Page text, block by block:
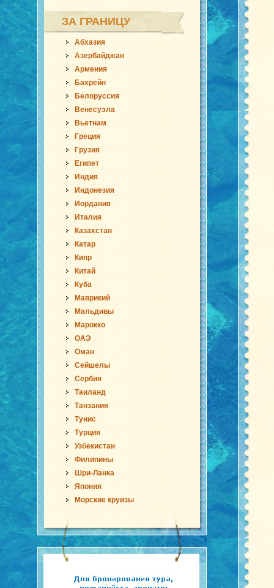
ЗА ГРАНИЦУ
Абхазия
Азербайджан
Армения
Бахрейн
Белоруссия
Венесуэла
Вьетнам
Греция
Грузия
Египет
Индия
Индонезия
Иордания
Италия
Казахстан
Катар
Кипр
Китай
Куба
Маврикий
Мальдивы
Марокко
ОАЭ
Оман
Сейшелы
Сербия
Таиланд
Танзания
Тунис
Турция
Узбекистан
Филипины
Шри-Ланка
Япония
Морские круизы